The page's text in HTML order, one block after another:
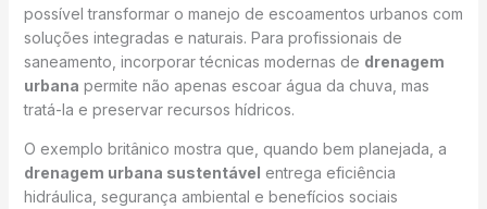
possível transformar o manejo de escoamentos urbanos com
soluções integradas e naturais. Para profissionais de
saneamento, incorporar técnicas modernas de drenagem
urbana permite não apenas escoar água da chuva, mas
tratá-la e preservar recursos hídricos.
O exemplo britânico mostra que, quando bem planejada, a
drenagem urbana sustentável entrega eficiência
hidráulica, segurança ambiental e benefícios sociais